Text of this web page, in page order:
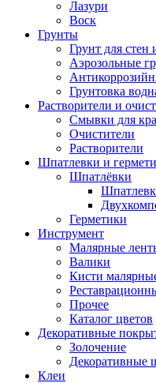
Лазури
Воск
Грунты
Грунт для стен
Аэрозольные
Грунтовка
Растворители и
Смывки для
Очистители
Растворители
Шпатлевки и
Шпатлёвки
Герметики
Инструмент
Малярные
Валики
Кисти
Прочее
Каталог цветов
Декоративные
Золочение
Декоративные
Клеи